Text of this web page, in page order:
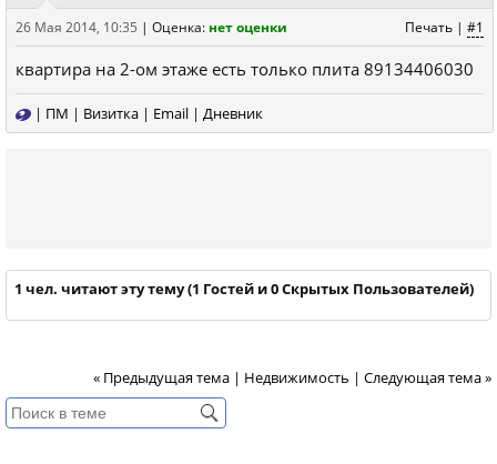
Печать | #1
26 Мая 2014, 10:35 | Оценка: нет оценки
квартира на 2-ом этаже есть только плита 89134406030
| ПМ | Визитка | Email | Дневник
1 чел. читают эту тему (1 Гостей и 0 Скрытых Пользователей)
« Предыдущая тема | Недвижимость | Следующая тема »